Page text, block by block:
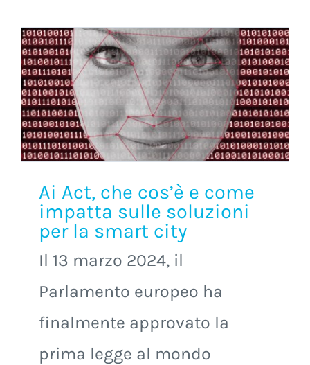
Ai Act, che cos’è e come
impatta sulle soluzioni
per la smart city
Il 13 marzo 2024, il
Parlamento europeo ha
finalmente approvato la
prima legge al mondo